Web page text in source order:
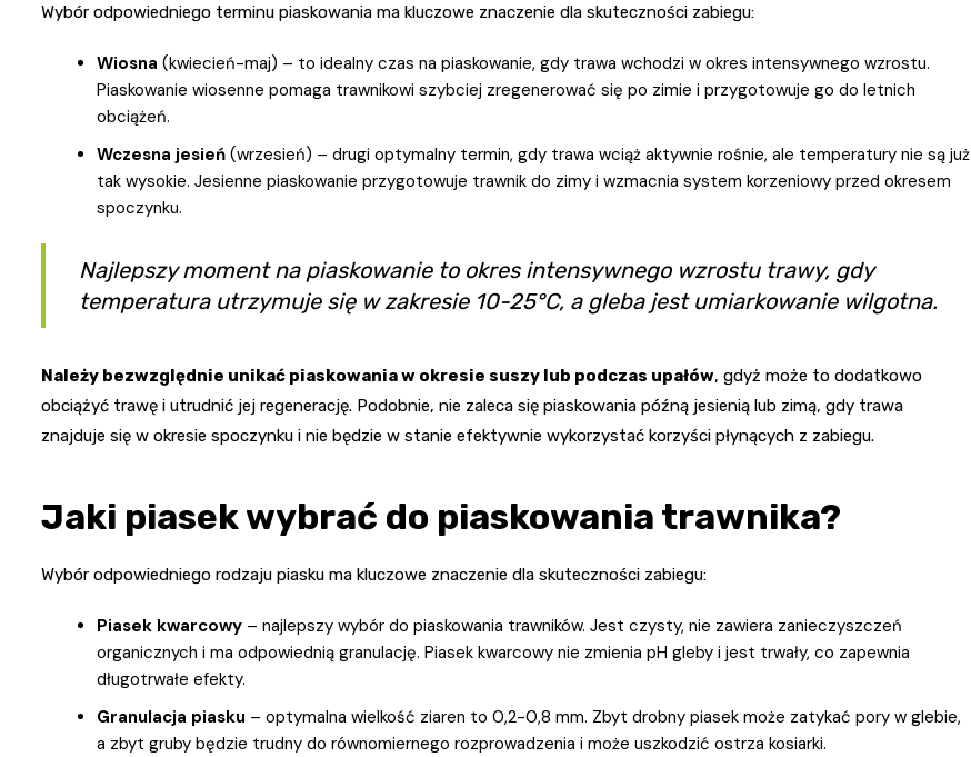
Wybór odpowiedniego terminu piaskowania ma kluczowe znaczenie dla skuteczności zabiegu:
Wiosna (kwiecień-maj) – to idealny czas na piaskowanie, gdy trawa wchodzi w okres intensywnego wzrostu.
Piaskowanie wiosenne pomaga trawnikowi szybciej zregenerować się po zimie i przygotowuje go do letnich
obciążeń.
Wczesna jesień (wrzesień) – drugi optymalny termin, gdy trawa wciąż aktywnie rośnie, ale temperatury nie są już
tak wysokie. Jesienne piaskowanie przygotowuje trawnik do zimy i wzmacnia system korzeniowy przed okresem
spoczynku.
Najlepszy moment na piaskowanie to okres intensywnego wzrostu trawy, gdy
temperatura utrzymuje się w zakresie 10-25°C, a gleba jest umiarkowanie wilgotna.
Należy bezwzględnie unikać piaskowania w okresie suszy lub podczas upałów, gdyż może to dodatkowo
obciążyć trawę i utrudnić jej regenerację. Podobnie, nie zaleca się piaskowania późną jesienią lub zimą, gdy trawa
znajduje się w okresie spoczynku i nie będzie w stanie efektywnie wykorzystać korzyści płynących z zabiegu.
Jaki piasek wybrać do piaskowania trawnika?
Wybór odpowiedniego rodzaju piasku ma kluczowe znaczenie dla skuteczności zabiegu:
Piasek kwarcowy – najlepszy wybór do piaskowania trawników. Jest czysty, nie zawiera zanieczyszczeń
organicznych i ma odpowiednią granulację. Piasek kwarcowy nie zmienia pH gleby i jest trwały, co zapewnia
długotrwałe efekty.
Granulacja piasku – optymalna wielkość ziaren to 0,2-0,8 mm. Zbyt drobny piasek może zatykać pory w glebie,
a zbyt gruby będzie trudny do równomiernego rozprowadzenia i może uszkodzić ostrza kosiarki.